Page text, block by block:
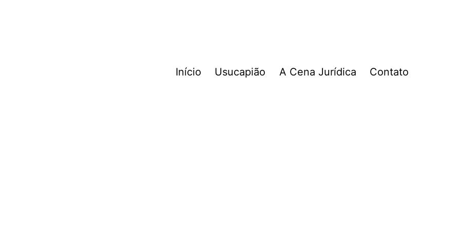
Início Usucapião A Cena Jurídica Contato